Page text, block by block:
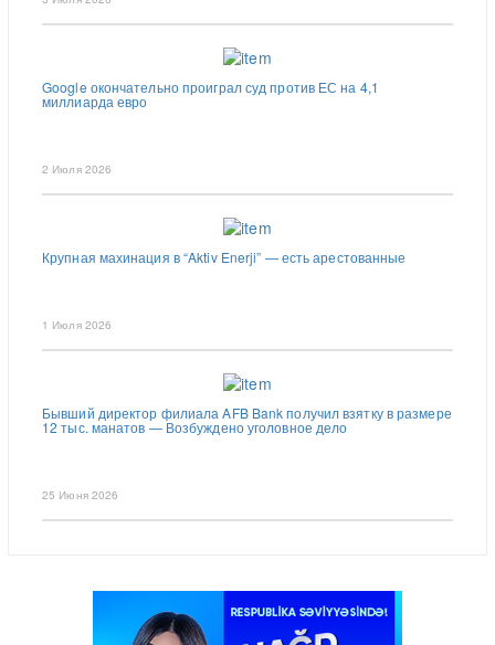
Google окончательно проиграл суд против ЕС на 4,1
миллиарда евро
2 Июля 2026
Крупная махинация в “Aktiv Enerji” — есть арестованные
1 Июля 2026
Бывший директор филиала AFB Bank получил взятку в размере
12 тыс. манатов — Возбуждено уголовное дело
25 Июня 2026